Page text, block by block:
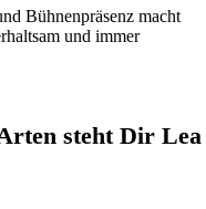
Bühnenpräsenz macht
und immer
steht Dir Lea